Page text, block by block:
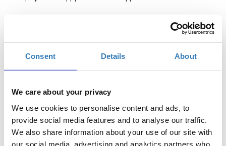
Consent Details About
We care about your privacy
We use cookies to personalise content and ads, to
provide social media features and to analyse our traffic.
We also share information about your use of our site with
our social media, advertising and analytics partners who
Found.ation, Αθήνα
Η περίοδος εγγραφών έχει λήξει.